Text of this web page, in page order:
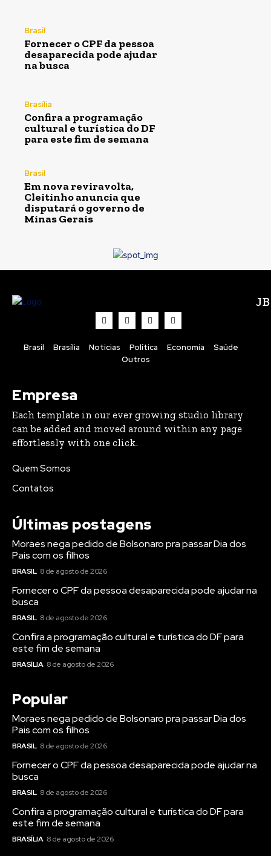
Brasil
Fornecer o CPF da pessoa
desaparecida pode ajudar
na busca
Brasília
Confira a programação
cultural e turística do DF
para este fim de semana
Brasil
Em nova reviravolta,
Cleitinho anuncia que
disputará o governo de
Minas Gerais
Brasil Brasília Noticias Política Economia
Saúde
Outros
Empresa
Each template in our ever growing studio library
can be added and moved around within any page
effortlessly with one click.
Quem Somos
Contatos
Últimas postagens
Moraes nega pedido de Bolsonaro pra passar Dia dos
Pais com os filhos
BRASIL 8 de agosto de 2026
Fornecer o CPF da pessoa desaparecida pode ajudar na
busca
BRASIL 8 de agosto de 2026
Confira a programação cultural e turística do DF para
este fim de semana
BRASÍLIA 8 de agosto de 2026
Popular
Moraes nega pedido de Bolsonaro pra passar Dia dos
Pais com os filhos
BRASIL 8 de agosto de 2026
Fornecer o CPF da pessoa desaparecida pode ajudar na
busca
BRASIL 8 de agosto de 2026
Confira a programação cultural e turística do DF para
este fim de semana
BRASÍLIA 8 de agosto de 2026